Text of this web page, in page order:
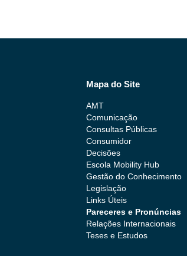
Mapa do Site
AMT
Comunicação
Consultas Públicas
Consumidor
Decisões
Escola Mobility Hub
Gestão do Conhecimento
Legislação
Links Úteis
Pareceres e Pronúncias
Relações Internacionais
Teses e Estudos